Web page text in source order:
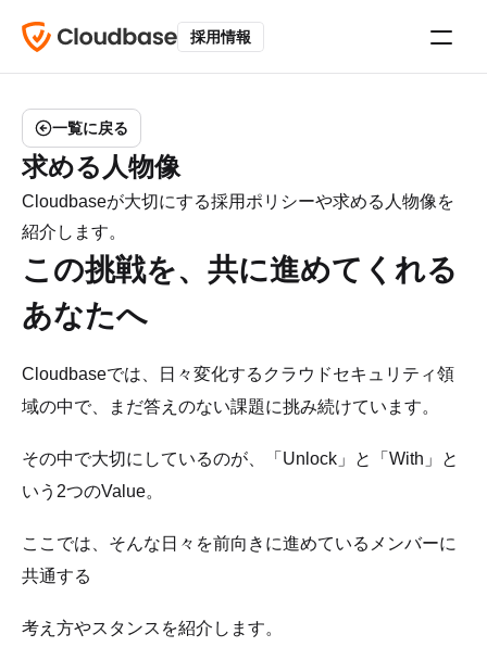
求める人物像
Cloudbaseが大切にする採用ポリシーや求める人物像を
紹介します。
一覧に戻る
この挑戦を、共に進めてくれる
あなたへ
Cloudbaseでは、日々変化するクラウドセキュリティ領
域の中で、まだ答えのない課題に挑み続けています。
その中で大切にしているのが、「Unlock」と「With」と
いう2つのValue。
ここでは、そんな日々を前向きに進めているメンバーに
共通する
考え方やスタンスを紹介します。
採用情報